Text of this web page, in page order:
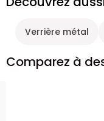
Verrière métal
Comparez à